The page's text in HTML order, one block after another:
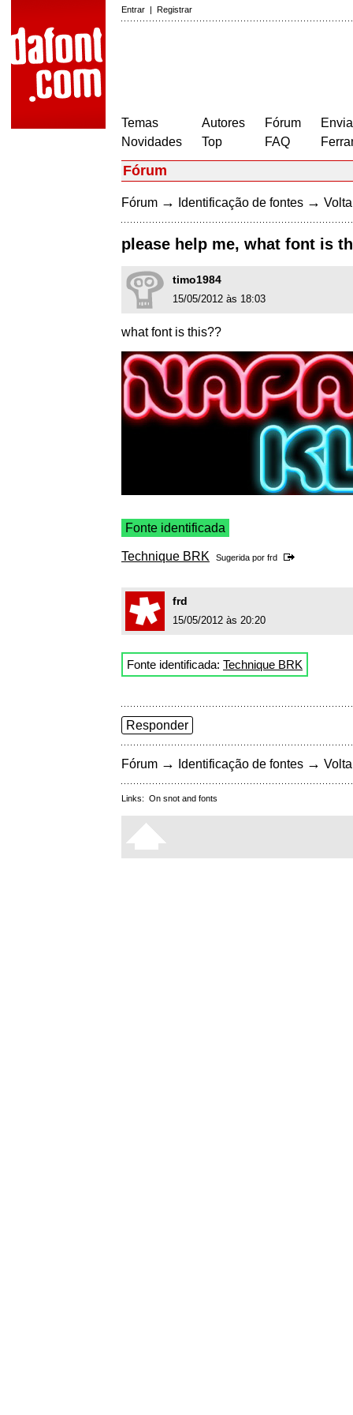
Entrar | Registrar
Temas
Novidades
Autores
Top
Fórum
FAQ
Fórum
Fórum → Identificação de fontes →
please help me, what font is
timo1984
15/05/2012 às 18:03
what font is this??
Fonte identificada
Technique BRK Sugerida por frd
frd
15/05/2012 às 20:20
Fonte identificada: Technique BRK
Responder
Fórum → Identificação de fontes →
Links: On snot and fonts